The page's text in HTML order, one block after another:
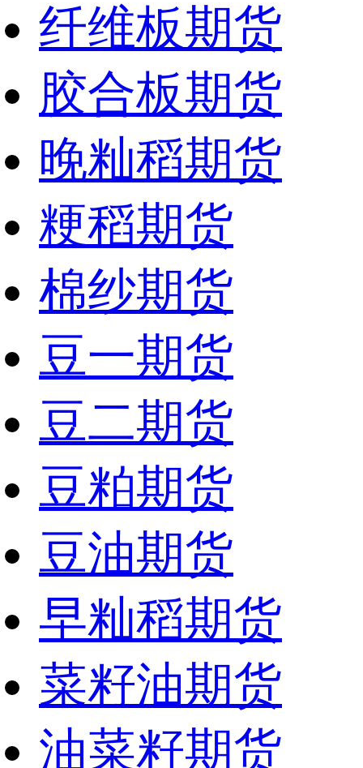
纤维板期货
胶合板期货
晚籼稻期货
粳稻期货
棉纱期货
豆一期货
豆二期货
豆粕期货
豆油期货
早籼稻期货
菜籽油期货
油菜籽期货